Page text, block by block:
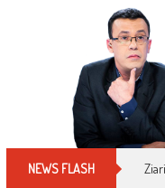
NEWS FLASH